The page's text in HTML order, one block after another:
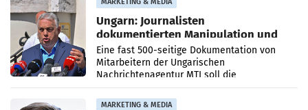
Ungarn: Journalisten
dokumentierten Manipulation und
Zensur
Eine fast 500-seitige Dokumentation von
Mitarbeitern der Ungarischen
Nachrichtenagentur MTI soll die
systematische Nachrichten-Manipulation und
Zensur bei der Agentur während der Zeit
MARKETING & MEDIA